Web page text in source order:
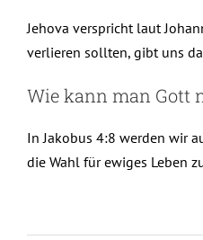
Jehova verspricht laut
verlieren sollten, gibt uns
Wie kann man Gott
In Jakobus 4:8 werden wir
die Wahl für ewiges Leben